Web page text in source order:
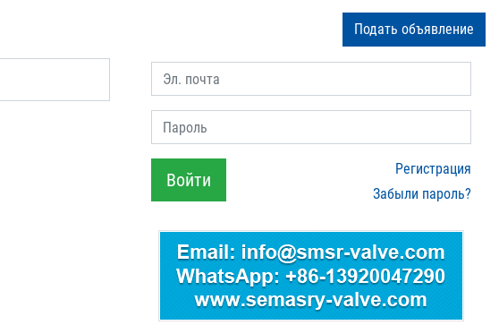
Подать объявление
Эл. почта
Пароль
Войти
Регистрация
Забыли пароль?